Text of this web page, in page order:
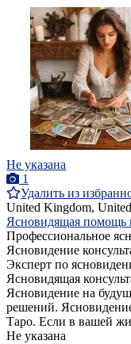
Не указана
1
Удалить из
United Kingdom,
Ясновидящая помощь
Профессиональное
Ясновидение
Эксперт по
Ясновидящая
Ясновидение на
решений.
Таро. Если в вашей
Не указана